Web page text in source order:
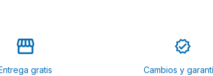
gratis Cambios y